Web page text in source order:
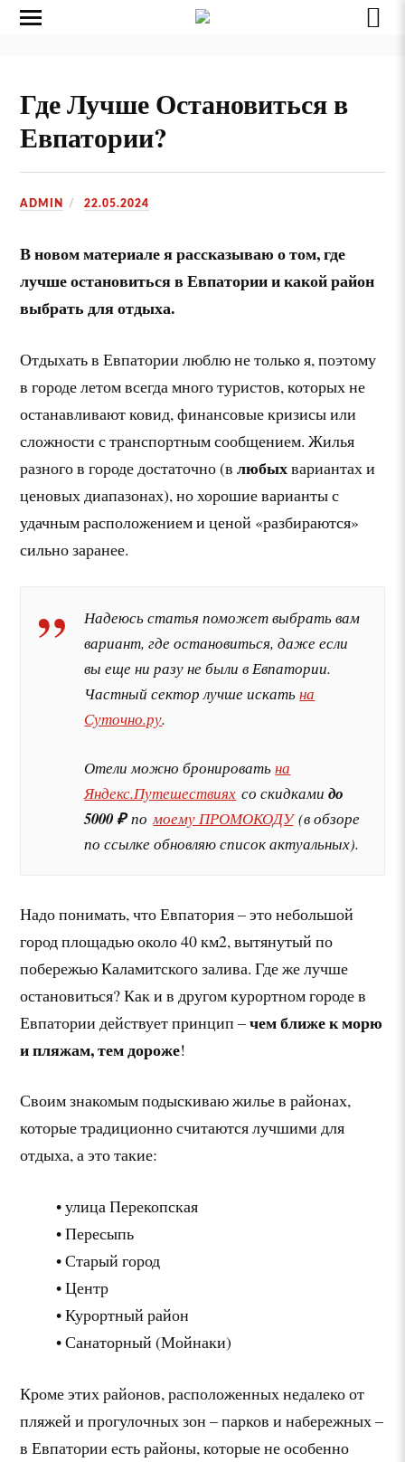
Где Лучше Остановиться в
Евпатории?
ADMIN 22.05.2024
В новом материале я рассказываю о том, где
лучше остановиться в Евпатории и какой район
выбрать для отдыха.
Отдыхать в Евпатории люблю не только я, поэтому
в городе летом всегда много туристов, которых не
останавливают ковид, финансовые кризисы или
сложности с транспортным сообщением. Жилья
разного в городе достаточно (влюбыхвариантах и
ценовых диапазонах), но хорошие варианты с
удачным расположением и ценой «разбираются»
сильно заранее.
Надеюсь статья поможет выбрать вам
вариант, где остановиться, даже если
вы еще ни разу не были в Евпатории.
Частный сектор лучше искатьна
Суточно.ру.
Отели можно бронироватьна
Яндекс.Путешествиях со скидкамидо
5000 ₽помоему ПРОМОКОДУ(в обзоре
по ссылке обновляю список актуальных).
Надо понимать, что Евпатория – это небольшой
город площадью около 40 км2, вытянутый по
побережью Каламитского залива. Где же лучше
остановиться? Как и в другом курортном городе в
Евпатории действует принцип –чем ближе к морю
и пляжам, тем дороже!
Своим знакомым подыскиваю жилье в районах,
которые традиционно считаются лучшими для
отдыха, а это такие:
• улица Перекопская
• Пересыпь
• Старый город
• Центр
• Курортный район
• Санаторный (Мойнаки)
Кроме этих районов, расположенных недалеко от
пляжей и прогулочных зон – парков и набережных –
в Евпатории есть районы, которые не особенно